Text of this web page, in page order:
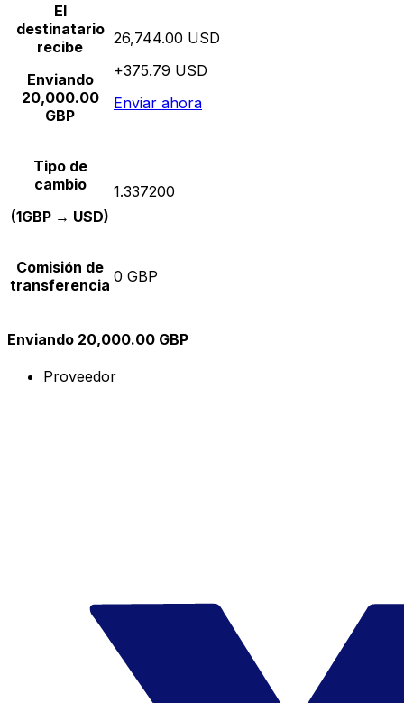
El
destinatario
recibe
Enviando
20,000.00
GBP
26,744.00 USD
+375.79 USD
Enviar ahora
Tipo de
cambio
(1GBP → USD)
1.337200
Comisión de
transferencia 0 GBP
Enviando 20,000.00 GBP
Proveedor